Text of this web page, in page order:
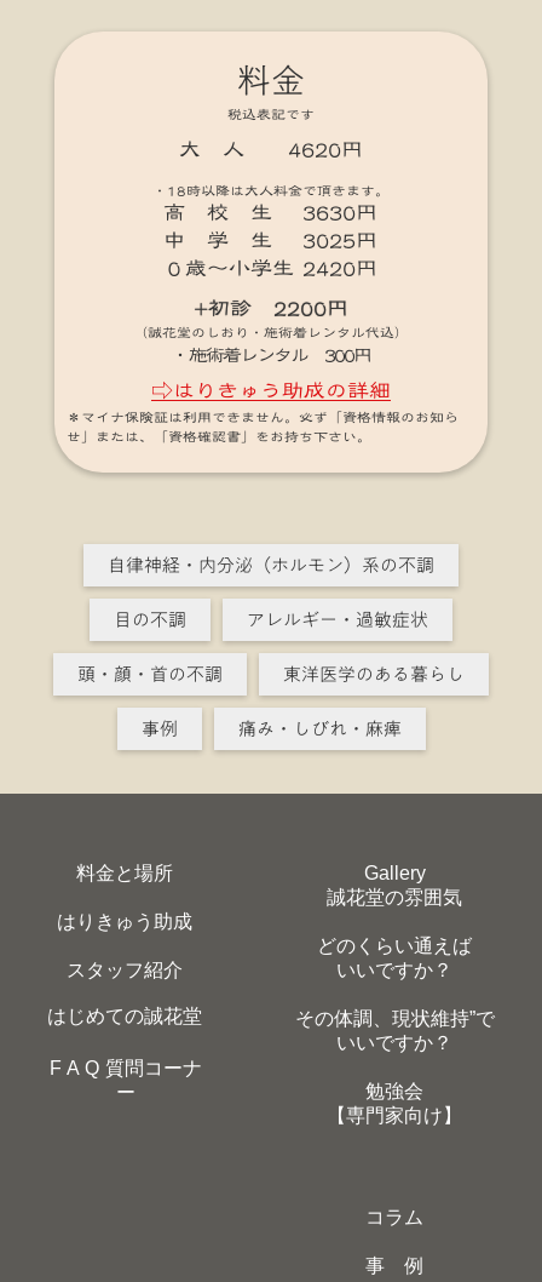
料金
税込表記です
大 人 4620円
・18時以降は大人料金で頂きます。
高 校 生 3630円
中 学 生 3025円
０歳～小学生 2420円
+初診 2200円
（誠花堂のしおり・施術着レンタル代込）
・施術着レンタル 300円
⇨はりきゅう助成の詳細
＊マイナ保険証は利用できません。必ず「資格情報のお知ら
せ」または、「資格確認書」をお持ち下さい。
自律神経・内分泌（ホルモン）系の不調
目の不調
アレルギー・過敏症状
頭・顔・首の不調
東洋医学のある暮らし
事例
痛み・しびれ・麻痺
料金と場所
はりきゅう助成
スタッフ紹介
はじめての誠花堂
F A Q 質問コーナ
ー
Gallery
誠花堂の雰囲気
どのくらい通えば
いいですか？
その体調、現状維持”で
いいですか？
勉強会
【専門家向け】
コラム
事 例